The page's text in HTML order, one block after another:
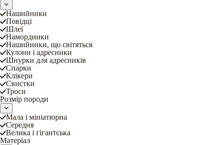
Нашийники
Повідці
Шлеї
Намордники
Нашийники, що світяться
Кулони і адресники
Шнурки для адресників
Спарки
Клікери
Свистки
Троси
Розмір породи
Мала і мініатюрна
Середня
Велика і гігантська
Матеріал